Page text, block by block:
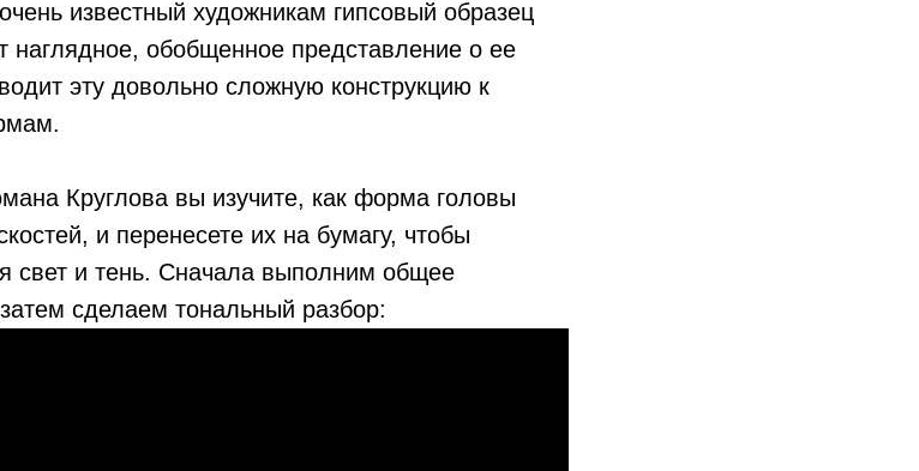
известный художникам гипсовый образец
наглядное, обобщенное представление о ее
эту довольно сложную конструкцию к
Круглова вы изучите, как форма головы
и перенесете их на бумагу, чтобы
свет и тень. Сначала выполним общее
сделаем тональный разбор: